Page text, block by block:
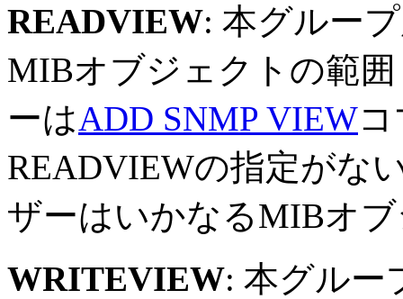
READVIEW: 本グルー
MIBオブジェクトの範
ーはADD SNMP VIEW
READVIEWの指定がな
ザーはいかなるMIBオ
WRITEVIEW: 本グルー